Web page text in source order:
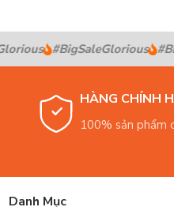
#BigSaleGlorious
HÀNG CHÍNH
100% sản phẩm
Danh Mục